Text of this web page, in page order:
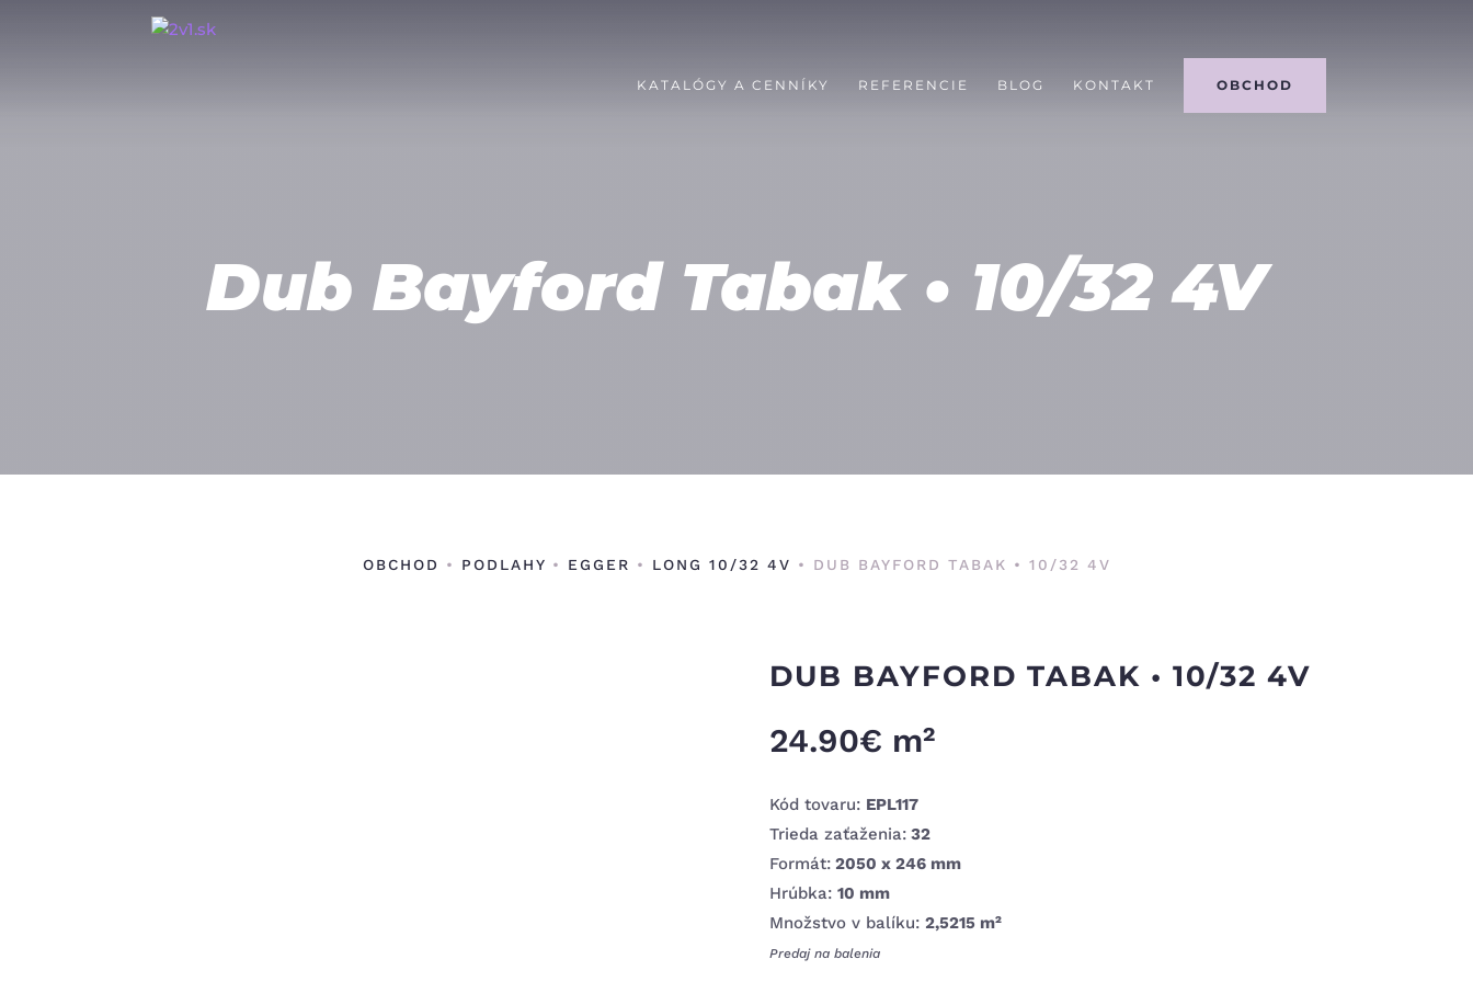
KATALÓGY A CENNÍKY REFERENCIE BLOG KONTAKT OBCHOD
Dub Bayford Tabak • 10/32 4V
OBCHOD • PODLAHY • EGGER • LONG 10/32 4V • DUB BAYFORD TABAK • 10/32 4V
DUB BAYFORD TABAK • 10/32 4V
24.90€ m²
Kód tovaru: EPL117
Trieda zaťaženia:32
Formát:2050 x 246 mm
Hrúbka: 10 mm
Množstvo v balíku: 2,5215 m²
Predaj na balenia